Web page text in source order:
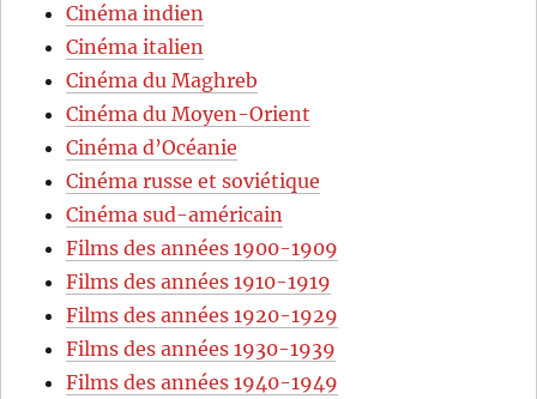
Cinéma indien
Cinéma italien
Cinéma du Maghreb
Cinéma du Moyen-Orient
Cinéma d’Océanie
Cinéma russe et soviétique
Cinéma sud-américain
Films des années 1900-1909
Films des années 1910-1919
Films des années 1920-1929
Films des années 1930-1939
Films des années 1940-1949